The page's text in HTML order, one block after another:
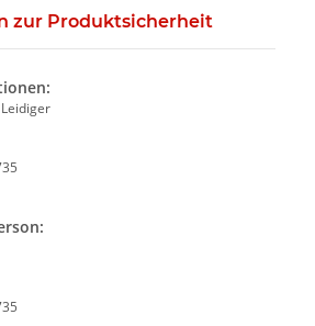
zur Produktsicherheit